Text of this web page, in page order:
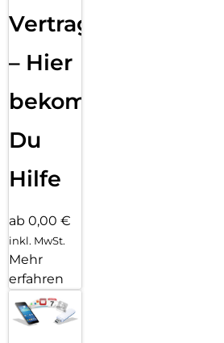
Vertragsabwicklung
– Hier
bekommst
Du
Hilfe
ab 0,00 €
inkl. MwSt.
Mehr
erfahren